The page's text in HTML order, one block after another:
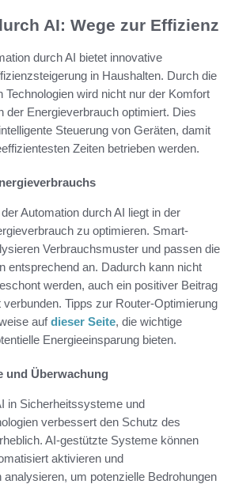
AI: Wege zur Effizienz
durch AI bietet innovative
in Haushalten. Durch die
Technologien wird nicht nur der Komfort
der Energieverbrauch optimiert. Dies
Steuerung von Geräten, damit
Zeiten betrieben werden.
Automation durch AI liegt in der
zu optimieren. Smart-
Verbrauchsmuster und passen die
entsprechend an. Dadurch kann nicht
werden, auch ein positiver Beitrag
Tipps zur Router-Optimierung
aufdieser Seite, die wichtige
Energieeinsparung bieten.
und Überwachung
in Sicherheitssysteme und
verbessert den Schutz des
AI-gestützte Systeme können
aktivieren und
um potenzielle Bedrohungen